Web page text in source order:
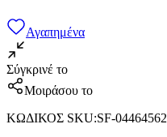
Αγαπημένα
Σύγκρινέ το
Μοιράσου το
ΚΩΔΙΚΟΣ SKU:SF-04464562